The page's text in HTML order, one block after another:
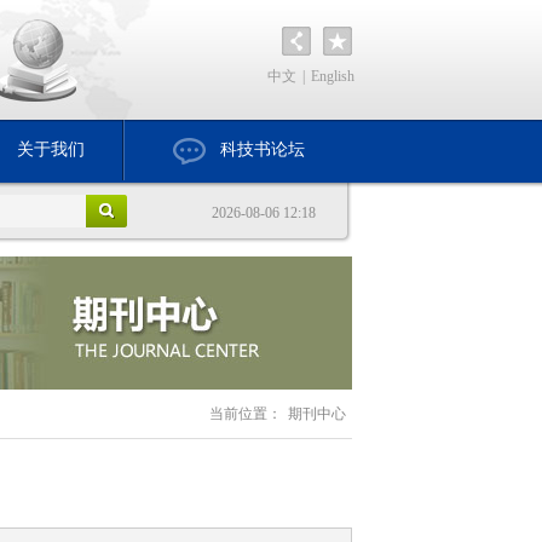
中文 English
关于我们 科技书论坛
2026-08-06 12:18
当前位置： 期刊中心